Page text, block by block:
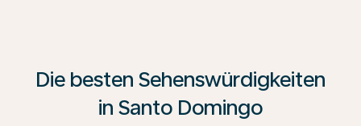
Die besten Sehenswürdigkeiten
in Santo Domingo